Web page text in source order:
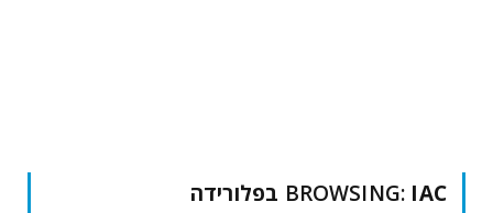
BROWSING: IAC בפלורידה